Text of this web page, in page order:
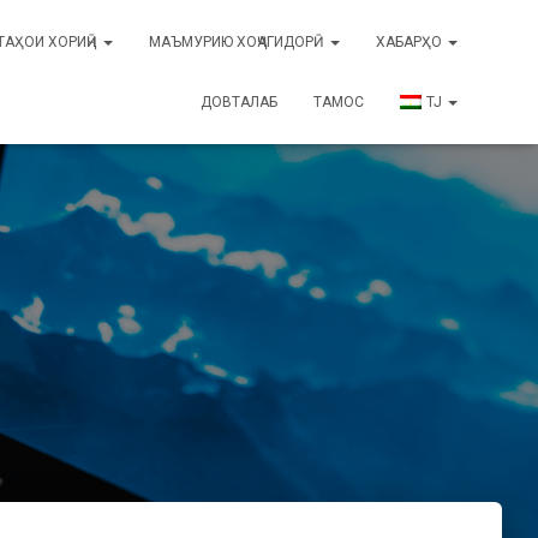
ХОРИҶӢ МАЪМУРИЮ ХОҶАГИДОРӢ ХАБАРҲО
ДОВТАЛАБ ТАМОС TJ